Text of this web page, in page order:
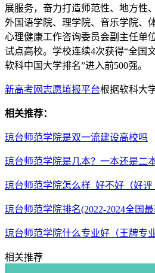
展服务，奋力打造师范性、地方性
外国语学院、理学院、音乐学院、
心理健康工作咨询委员会副主任单
试点高校。学校连续4次获得“全国
软科中国大学排名”进入前500强。
新高考网志愿填报平台根据软科大
相关推荐：
琼台师范学院是双一流建设高校吗
琼台师范学院是几本？一本还是二
琼台师范学院怎么样_好不好（好评
琼台师范学院排名(2022-2024全国
琼台师范学院什么专业好（王牌专
相关推荐